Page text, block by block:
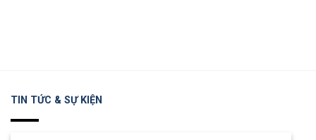
TIN TỨC & SỰ KIỆN